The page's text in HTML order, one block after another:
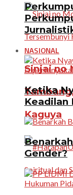
Sinjai no
Kaguya
NASIONAL
Ketika
Keadilan
Gender?